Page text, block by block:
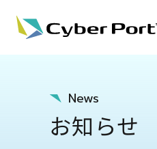
News
お知らせ